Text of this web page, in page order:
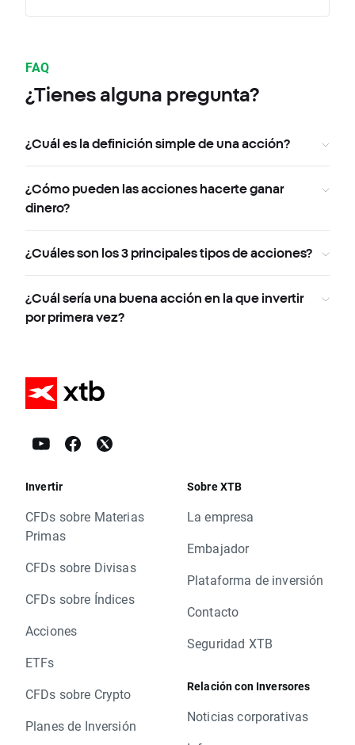
FAQ
¿Tienes alguna pregunta?
¿Cuál es la definición simple de una acción?
¿Cómo pueden las acciones hacerte ganar
dinero?
¿Cuáles son los 3 principales tipos de acciones?
¿Cuál sería una buena acción en la que invertir
por primera vez?
Invertir
CFDs sobre Materias
Primas
CFDs sobre Divisas
CFDs sobre Índices
Acciones
ETFs
CFDs sobre Crypto
Planes de Inversión
Sobre XTB
La empresa
Embajador
Plataforma de inversión
Contacto
Seguridad XTB
Relación con Inversores
Noticias corporativas